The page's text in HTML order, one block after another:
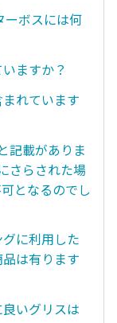
ーボスには何
ますか？
れています
記載がありま
さらされた場
となるのでし
に利用した
は有ります
いグリスは